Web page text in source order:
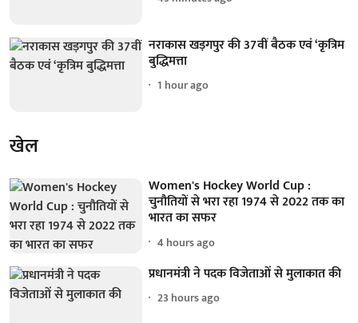
नराकास खड़गपुर की 37वीं बैठक एवं ‘कृत्रिम
बुद्धिमत्ता
1 hour ago
खेल
Women's Hockey World Cup :
चुनौतियों से भरा रहा 1974 से 2022 तक का
भारत का सफर
4 hours ago
प्रधानमंत्री ने पदक विजेताओं से मुलाकात की
23 hours ago